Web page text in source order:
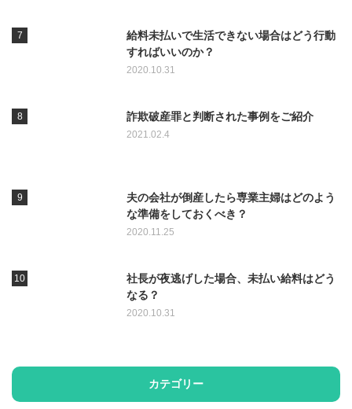
給料未払いで生活できない場合はどう行動
すればいいのか？
2020.10.31
詐欺破産罪と判断された事例をご紹介
2021.02.4
夫の会社が倒産したら専業主婦はどのよう
な準備をしておくべき？
2020.11.25
社長が夜逃げした場合、未払い給料はどう
なる？
2020.10.31
カテゴリー